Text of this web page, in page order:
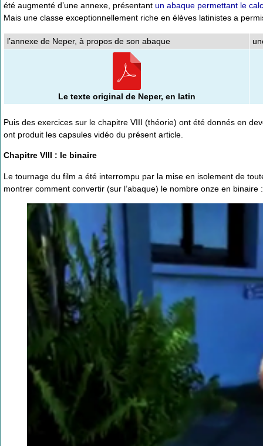
été augmenté d’une annexe, présentant un abaque permettant le
Mais une classe exceptionnellement riche en élèves latinistes a
l’annexe de Neper, à propos de son abaque
Le texte original de Neper, en latin
Puis des exercices sur le chapitre VIII (théorie) ont été donnés en
ont produit les capsules vidéo du présent article.
Chapitre VIII : le binaire
Le tournage du film a été interrompu par la mise en isolement de
montrer comment convertir (sur l’abaque) le nombre onze en binaire :